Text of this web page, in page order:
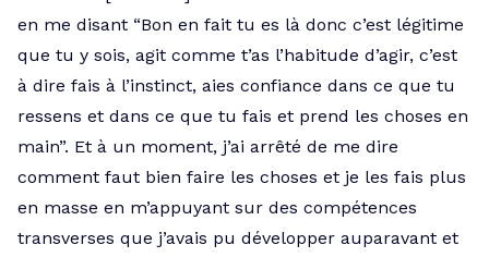
en me disant “Bon en fait tu es là donc c’est légitime
que tu y sois, agit comme t’as l’habitude d’agir, c’est
à dire fais à l’instinct, aies confiance dans ce que tu
ressens et dans ce que tu fais et prend les choses en
main”. Et à un moment, j’ai arrêté de me dire
comment faut bien faire les choses et je les fais plus
en masse en m’appuyant sur des compétences
transverses que j’avais pu développer auparavant et